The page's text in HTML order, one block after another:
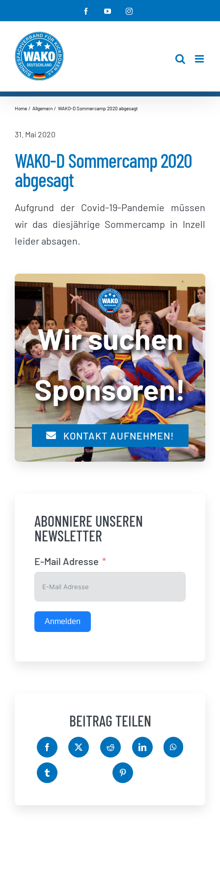
Inhalt
springen
FacebookYouTubeInstagram
Home Allgemein WAKO-D Sommercamp 2020 abgesagt
31. Mai 2020
WAKO-D Sommercamp 2020
abgesagt
Aufgrund der Covid-19-Pandemie müssen
wir das diesjährige Sommercamp in Inzell
leider absagen.
Wir suchen
Sponsoren!
KONTAKT AUFNEHMEN!
ABONNIERE UNSEREN
NEWSLETTER
E-Mail Adresse
Anmelden
BEITRAG TEILEN